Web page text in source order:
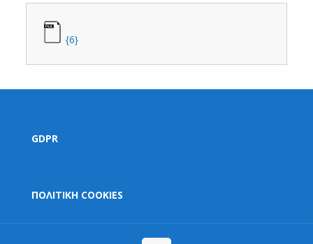
{6}
GDPR
ΠΟΛΙΤΙΚΗ COOKIES